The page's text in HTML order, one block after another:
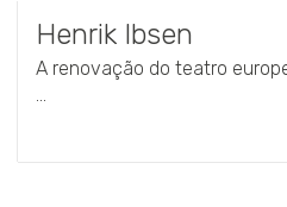
Henrik Ibsen
A renovação do teatro